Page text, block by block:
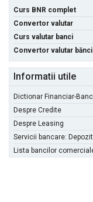
Curs BNR complet
Convertor valutar
Curs valutar banci
Convertor valutar bănci
Informatii utile
Dictionar Financiar-
Despre Credite
Despre Leasing
Servicii bancare:
Lista bancilor